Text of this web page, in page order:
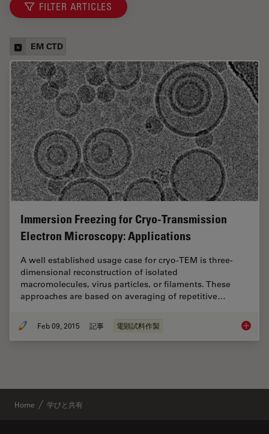
FILTER ARTICLES
EM CTD
Immersion Freezing for Cryo-Transmission
Electron Microscopy: Applications
A well established usage case for cryo-TEM is three-
dimensional reconstruction of isolated
macromolecules, virus particles, or filaments. These
approaches are based on averaging of repetitive…
Feb 09, 2015 記事 電顕試料作製
Home 学びと共有